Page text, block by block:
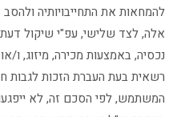
להמחאות את התחייבויותיה
אלה, לצד שלישי, עפ"י שיקול
נכסיה, באמצעות מכירה, מיזוג,
רשאית בעת העברת הזכות לגבות
המשתמש, לפי הסכם זה, לא